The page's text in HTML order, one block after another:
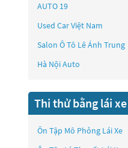
AUTO 19
Used Car Việt Nam
Salon Ô Tô Lê Ánh Trung
Hà Nội Auto
Thi thử bằng lái xe
Ôn Tập Mô Phỏng Lái Xe